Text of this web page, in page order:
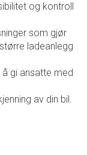
og kontroll
som gjør
ladeanlegg
gi ansatte med
av din bil.